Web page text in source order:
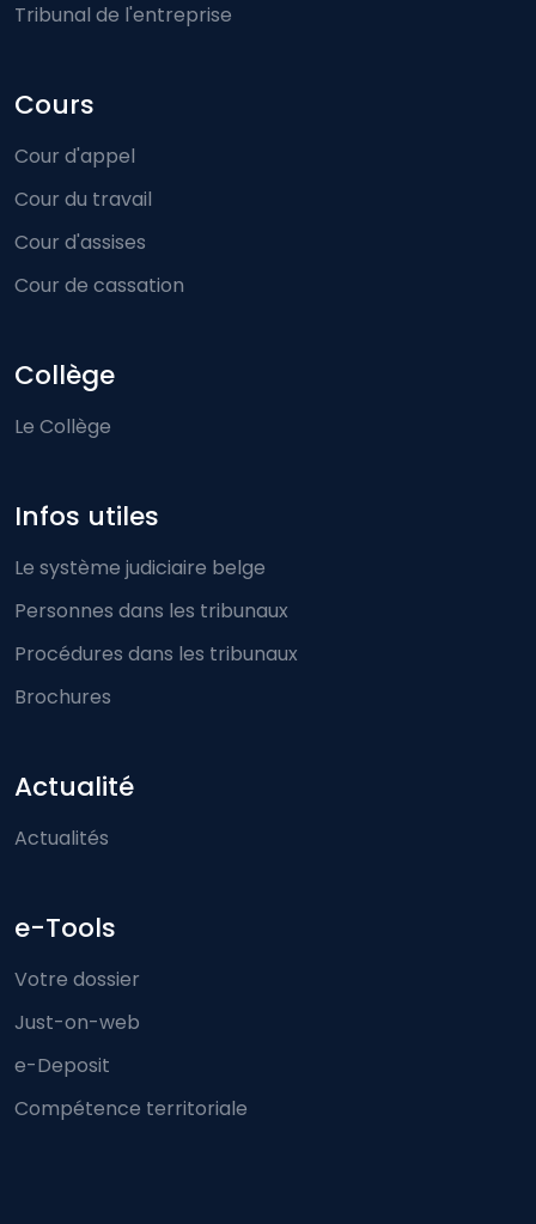
Tribunal de l'entreprise
Cours
Cour d'appel
Cour du travail
Cour d'assises
Cour de cassation
Collège
Le Collège
Infos utiles
Le système judiciaire belge
Personnes dans les tribunaux
Procédures dans les tribunaux
Brochures
Actualité
Actualités
e-Tools
Votre dossier
Just-on-web
e-Deposit
Compétence territoriale